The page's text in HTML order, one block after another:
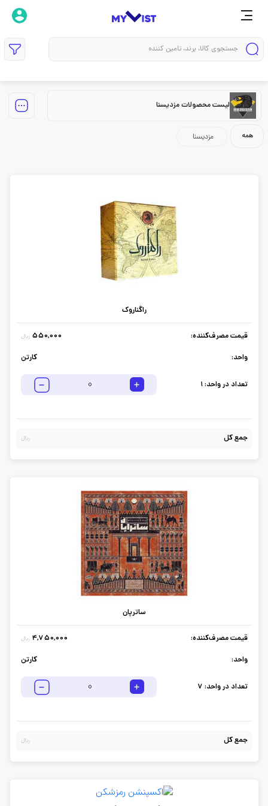
لیست محصولات مزدیسنا
همه مزدیسنا
راگناروک
قیمت مصرف‌کننده: 550,000 ریال
واحد: کارتن
تعداد در واحد:1
جمع کل ریال
ساترپان
قیمت مصرف‌کننده: 4,750,000 ریال
واحد: کارتن
تعداد در واحد: 7
جمع کل ریال